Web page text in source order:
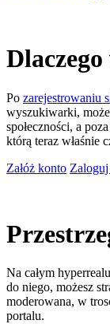
Po zarejestrowaniu
wyszukiwarki,
społeczności, a
którą teraz właśnie
Załóż konto Zaloguj
Na całym
do niego, możesz
moderowana, w
portalu.